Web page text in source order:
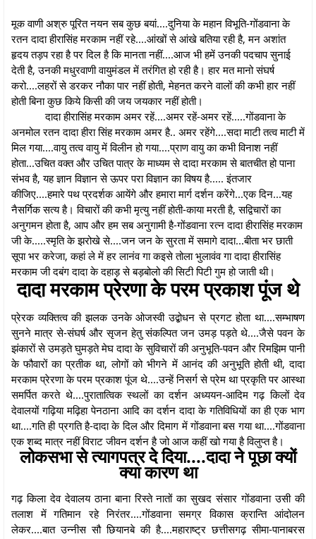
मूक वाणी अश्रु पूरित नयन सब कुछ बयां....दुनिया के महान विभूति-गोंडवाना के
रतन दादा हीरासिंह मरकाम नहीं रहे....आंखों से आंखे बतिया रही है, मन अशांत
हृदय तड़प रहा है पर दिल है कि मानता नहीं....आज भी हमें उनकी पदचाप सुनाई
देती है, उनकी मधुरवाणी वायुमंडल में तरंगित हो रही है। हार मत मानो संघर्ष
करो....लहरों से डरकर नौका पार नहीं होती, मेहनत करने वालों की कभी हार नहीं
होती बिना कुछ किये किसी की जय जयकार नहीं होती।
दादा हीरासिंह मरकाम अमर रहें....अमर रहें-अमर रहें.....गोंडवाना के
अनमोल रतन दादा हीरा सिंह मरकाम अमर है.. अमर रहेंगे....सदा माटी तत्व माटी में
मिल गया....वायु तत्व वायु में विलीन हो गया....प्राण वायु का कभी विनाश नहीं
होता...उचित वक्त और उचित पात्र के माध्यम से दादा मरकाम से बातचीत हो पाना
संभव है, यह ज्ञान विज्ञान से ऊपर परा विज्ञान का विषय है..... इंतजार
कीजिए....हमारे पथ प्रदर्शक आयेंगे और हमारा मार्ग दर्शन करेंगे...एक दिन...यह
नैसर्गिक सत्य है। विचारों की कभी मृत्यु नहीं होती-काया मरती है, सद्विचारों का
अनुगमन होता है, आप और हम सब अनुगामी है-गोंडवाना रत्न दादा हीरासिंह मरकाम
जी के.....स्मृति के झरोखे से....जन जन के सुरता में समागे दादा...बीता भर छाती
सूपा भर करेजा, कहां ले में हर लानंव गा कइसे तोला भुलावंव गा दादा हीरासिंह
मरकाम जी दबंग दादा के दहाड़ से बड़बोलो की सिटी पिटी गुम हो जाती थी।
दादा मरकाम प्रेरणा के परम प्रकाश पूंज थे
प्रेरक व्यक्तित्व की झलक उनके ओजस्वी उद्बोधन से प्रगट होता था....सम्भाषण
सुनने मात्र से-संघर्ष और सृजन हेतु संकल्पित जन उमड़ पड़ते थे....जैसे पवन के
झंकारों से उमड़ते घुमड़ते मेघ दादा के सुविचारों की अनुभूति-पवन और रिमझिम पानी
के फौवारों का प्रतीक था, लोगों को भीगने में आनंद की अनुभूति होती थी, दादा
मरकाम प्रेरणा के परम प्रकाश पूंज थे....उन्हें निसर्ग से प्रेम था प्रकृति पर आस्था
समर्पित करते थे....पुरातात्विक स्थलों का दर्शन अध्ययन-आदिम गढ़ किलों देव
देवालयों गढ़िया मढ़िहा पेनठाना आदि का दर्शन दादा के गतिविधियों का ही एक भाग
था....गति ही प्रगति है-दादा के दिल और दिमाग में गोंडवाना बस गया था....गोंडवाना
एक शब्द मात्र नहीं विराट जीवन दर्शन है जो आज कहीं खो गया है विलुप्त है।
लोकसभा से त्यागपत्र दे दिया....दादा ने पूछा क्यों
क्या कारण था
गढ़ किला देव देवालय ठाना बाना रिस्ते नातों का सुखद संसार गोंडवाना उसी की
तलाश में गतिमान रहे निरंतर....गोंडवाना समग्र विकास क्रान्ति आंदोलन
लेकर....बात उन्नीस सौ छियानबे की है....महाराष्ट्र छत्तीसगढ़ सीमा-पानाबरस